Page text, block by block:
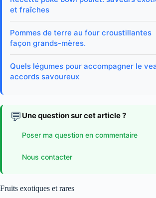
et fraîches
Pommes de terre au four croustillantes
façon grands-mères.
Quels légumes pour accompagner le
accords savoureux
💬 Une question sur cet article ?
Poser ma question en commentaire
Nous contacter
Fruits exotiques et rares